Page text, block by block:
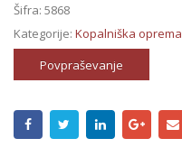
Šifra: 5868
Kategorije: Kopalniška oprema
Povpraševanje